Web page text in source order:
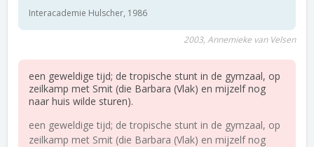
Interacademie Hulscher, 1986
2003, Annemieke van Velsen
een geweldige tijd; de tropische stunt in de gymzaal, op
zeilkamp met Smit (die Barbara (Vlak) en mijzelf nog
naar huis wilde sturen).
een geweldige tijd; de tropische stunt in de gymzaal, op
zeilkamp met Smit (die Barbara (Vlak) en mijzelf nog